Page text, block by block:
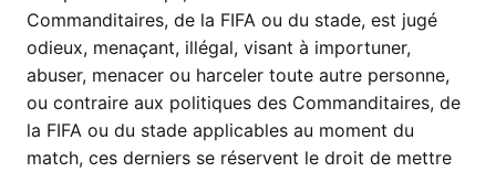
Commanditaires, de la FIFA ou du stade, est jugé
odieux, menaçant, illégal, visant à importuner,
abuser, menacer ou harceler toute autre personne,
ou contraire aux politiques des Commanditaires, de
la FIFA ou du stade applicables au moment du
match, ces derniers se réservent le droit de mettre